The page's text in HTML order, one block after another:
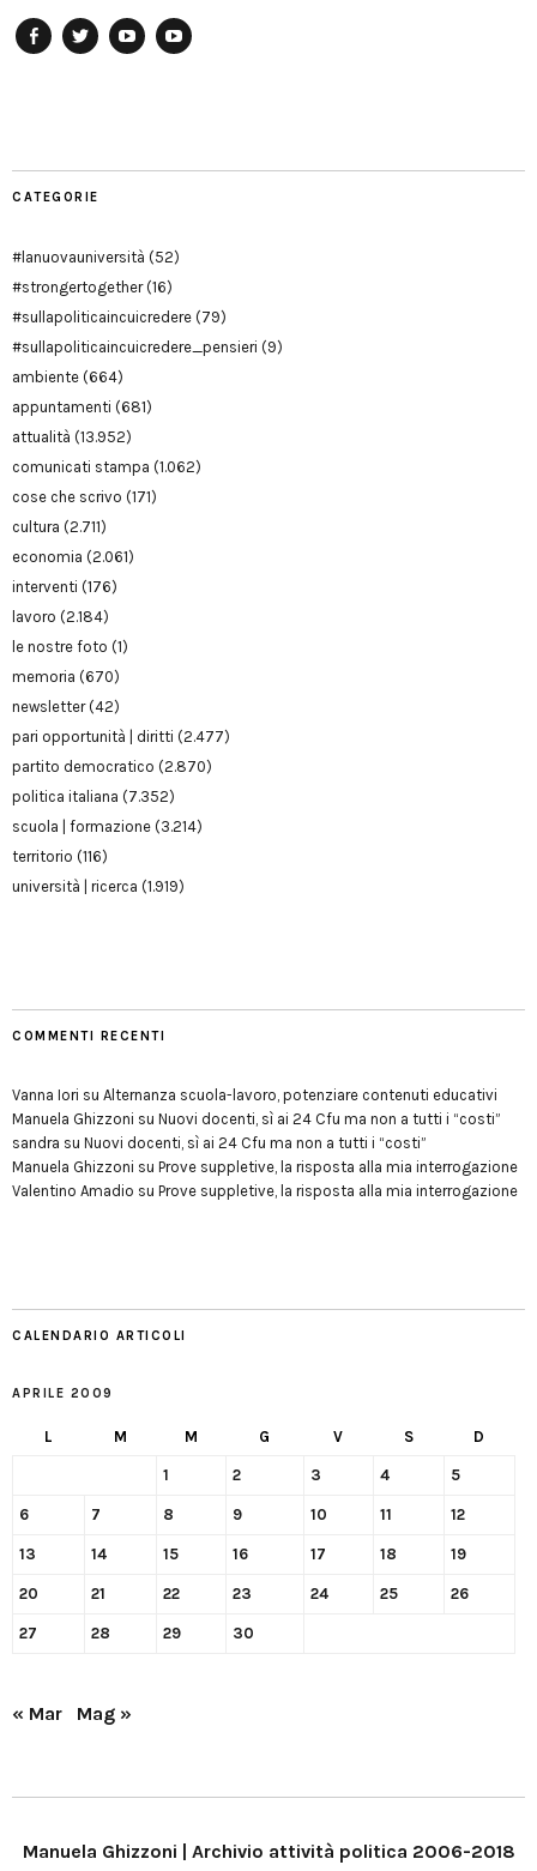
CATEGORIE
#lanuovauniversità (52)
#strongertogether(16)
#sullapoliticaincuicredere (79)
#sullapoliticaincuicredere_pensieri (9)
ambiente (664)
appuntamenti (681)
attualità (13.952)
comunicati stampa (1.062)
cose che scrivo (171)
cultura (2.711)
economia (2.061)
interventi (176)
lavoro (2.184)
le nostre foto (1)
memoria (670)
newsletter(42)
pari opportunità | diritti (2.477)
partito democratico (2.870)
politica italiana (7.352)
scuola | formazione (3.214)
territorio (116)
università | ricerca (1.919)
COMMENTI RECENTI
Vanna Iori su Alternanza scuola-lavoro, potenziare contenuti educativi
Manuela Ghizzoni su Nuovi docenti, sì ai 24 Cfu ma non a tutti i “costi”
sandra su Nuovi docenti, sì ai 24 Cfu ma non a tutti i “costi”
Manuela Ghizzoni su Prove suppletive, la risposta alla mia interrogazione
Valentino Amadio su Prove suppletive, la risposta alla mia interrogazione
CALENDARIO ARTICOLI
APRILE 2009
L M M G V S D
1 2 3 4 5
6 7 8 9 10 11 12
13 14 15 16 17 18 19
20 21 22 23 24 25 26
27 28 29 30
« Mar Mag »
Manuela Ghizzoni | Archivio attività politica 2006-2018